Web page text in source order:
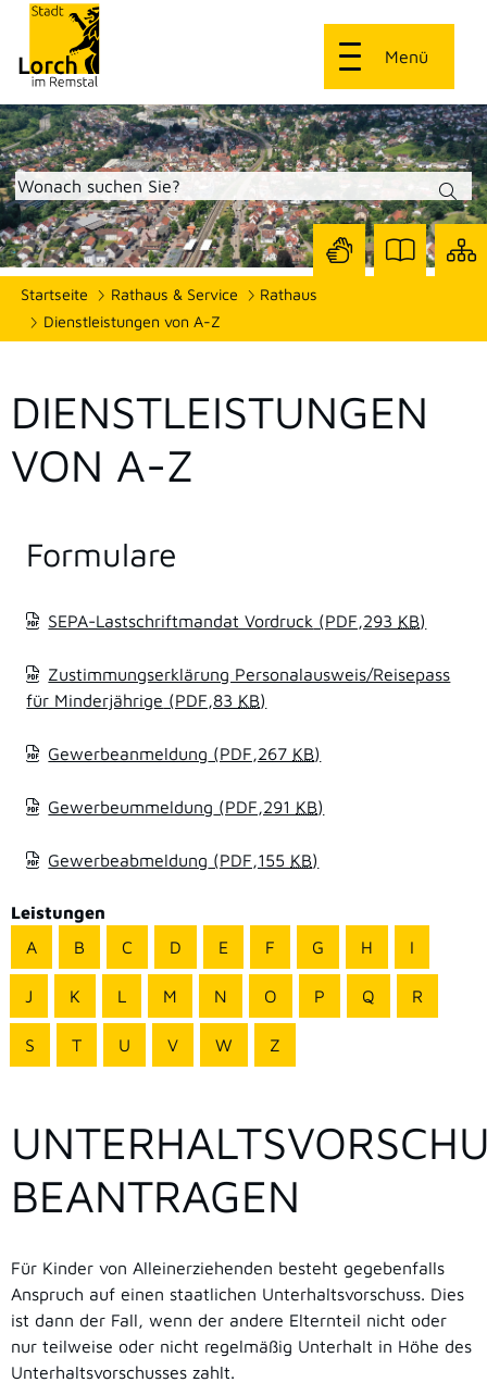
Menü
Startseite Rathaus & Service
Rathaus
Dienstleistungen von A-Z
Seite
DIENSTLEISTUNGEN
VON A-Z
Formulare
SEPA-Lastschriftmandat Vordruck (PDF,293 KB)
Zustimmungserklärung Personalausweis/Reisepass
für Minderjährige (PDF,83 KB)
Gewerbeanmeldung (PDF,267 KB)
Gewerbeummeldung (PDF,291 KB)
Gewerbeabmeldung (PDF,155 KB)
Leistungen
A
B C D E F G H I
J K L M N O P Q R
S T U V W Z
BEANTRAGEN
Für Kinder von Alleinerziehenden besteht gegebenfalls
Anspruch auf einen staatlichen Unterhaltsvorschuss. Dies
ist dann der Fall, wenn der andere Elternteil nicht oder
nur teilweise oder nicht regelmäßig Unterhalt in Höhe des
Unterhaltsvorschusses zahlt.